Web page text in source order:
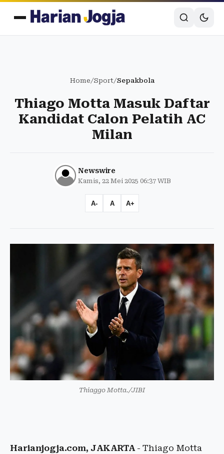
Home/Sport/Sepakbola
Thiago Motta Masuk Daftar
Kandidat Calon Pelatih AC
Milan
Newswire
Kamis, 22 Mei 2025 06:37 WIB
A- A A+
Thiaggo Motta./JIBI
Harianjogja.com, JAKARTA- Thiago Motta